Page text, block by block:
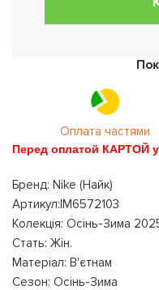
Оплата частями
Перед оплатой КАРТОЙ
Бренд: Nike (Найк)
Артикул:IM6572103
Колекція: Осінь-Зима
Стать: Жін.
Матеріал: В'єтнам
Сезон: Осінь-Зима